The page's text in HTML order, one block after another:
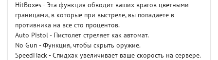
HitBoxes - Эта функция обводит ваших врагов цветными
границами, в которые при выстреле, вы попадаете в
противника на все сто процентов.
Auto Pistol - Пистолет стреляет как автомат.
No Gun - Функция, чтобы скрыть оружие.
SpeedHack - Спидхак увеличивает ваше скорость на сервере.